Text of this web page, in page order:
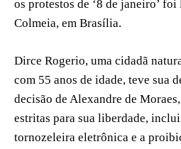
os protestos de ‘8 de janeiro’
Colmeia, em Brasília.
Dirce Rogerio, uma cidadã
com 55 anos de idade, teve sua
decisão de Alexandre de
estritas para sua liberdade,
tornozeleira eletrônica e a